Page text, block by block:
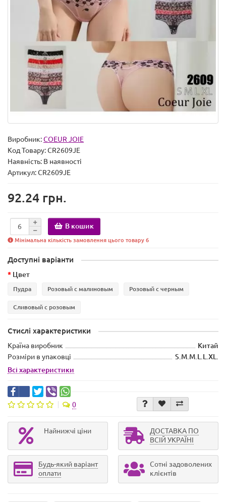
Виробник:COEUR JOIE
Код Товару:CR2609JE
Наявність: В наявності
Артикул: CR2609JE
92.24 грн.
В кошик
Мінімальна кількість замовлення цього товару 6
Доступні варіанти
Цвет
Пудра Розовый с малиновым Розовый с черным
Сливовый с розовым
Стислі характеристики
Країна виробник
Китай
Розміри в упаковці
S.M.M.L.L.XL.
Всі характеристики
0
Найнижчі ціни
ДОСТАВКА ПО
ВСІЙ УКРАЇНІ
Будь-який варіант
оплати
Сотні задоволених
клієнтів